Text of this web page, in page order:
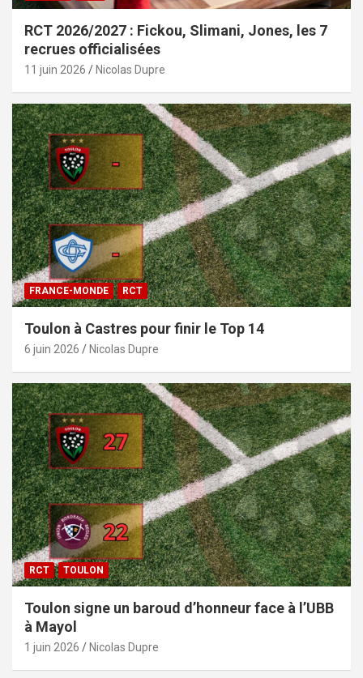
RCT 2026/2027 : Fickou, Slimani, Jones, les 7
recrues officialisées
11 juin 2026 Nicolas Dupre
FRANCE-MONDE RCT
Toulon à Castres pour finir le Top 14
6 juin 2026 Nicolas Dupre
RCT TOULON
Toulon signe un baroud d’honneur face à l’UBB
à Mayol
1 juin 2026 Nicolas Dupre